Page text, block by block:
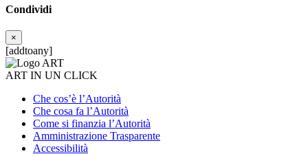
Condividi
×
[addtoany]
ART IN UN CLICK
Che cos’è l’Autorità
Che cosa fa l’Autorità
Come si finanzia l’Autorità
Amministrazione Trasparente
Accessibilità